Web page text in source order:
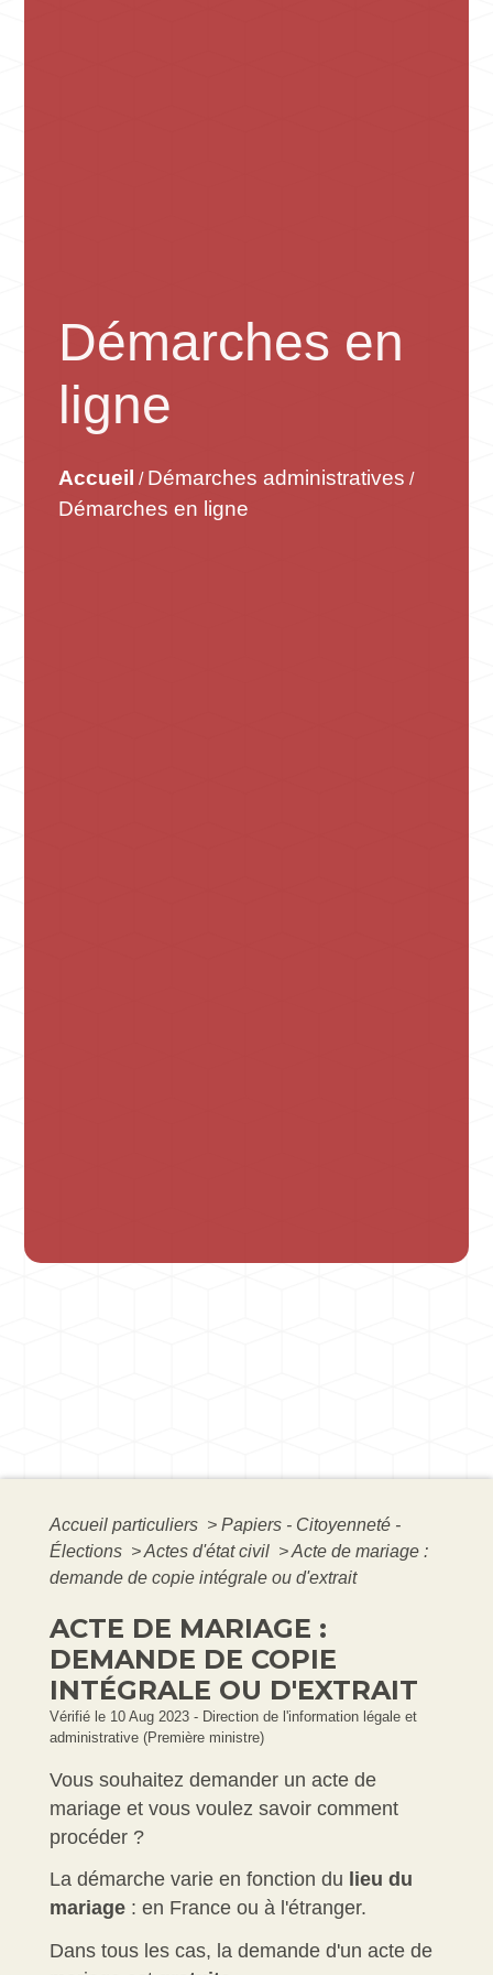
Démarches en
ligne
Accueil / Démarches administratives /
Démarches en ligne
Accueil particuliers > Papiers - Citoyenneté -
Élections >Actes d'état civil >Acte de mariage :
demande de copie intégrale ou d'extrait
ACTE DE MARIAGE :
DEMANDE DE COPIE
INTÉGRALE OU D'EXTRAIT
Vérifié le 10 Aug 2023 - Direction de l'information légale et
administrative (Première ministre)
Vous souhaitez demander un acte de
mariage et vous voulez savoir comment
procéder ?
La démarche varie en fonction du lieu du
mariage : en France ou à l'étranger.
Dans tous les cas, la demande d'un acte de